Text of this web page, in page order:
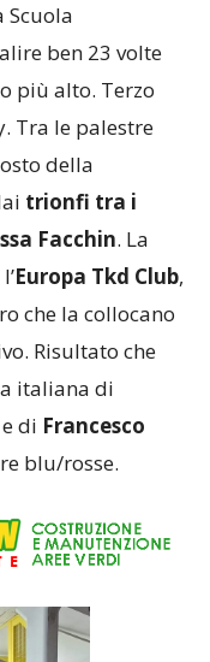
Scuola
ben 23 volte
più alto. Terzo
Tra le palestre
della
trionfi tra i
Facchin. La
Europa Tkd Club,
che la collocano
Risultato che
italiana di
e di Francesco
blu/rosse.